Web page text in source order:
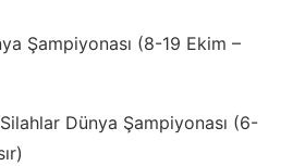
Şampiyonası (8-19 Ekim –
Dünya Şampiyonası (6-